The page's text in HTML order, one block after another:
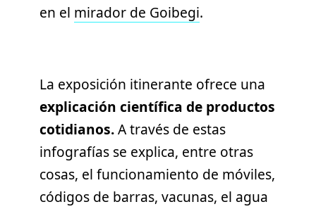
en el mirador de Goibegi.
La exposición itinerante ofrece una
explicación científica de productos
cotidianos.A través de estas
infografías se explica, entre otras
cosas, el funcionamiento de móviles,
códigos de barras, vacunas, el agua